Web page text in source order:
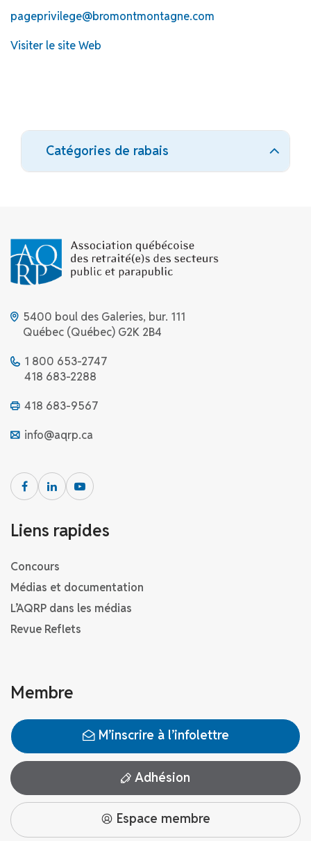
pageprivilege@bromontmontagne.com
Visiter le site Web
Catégories de rabais
5400 boul des Galeries, bur. 111
Québec (Québec) G2K 2B4
1 800 653-2747
418 683-2288
418 683-9567
info@aqrp.ca
Liens rapides
Concours
Médias et documentation
L’AQRP dans les médias
Revue Reflets
Membre
M’inscrire à l’infolettre
Adhésion
Espace membre